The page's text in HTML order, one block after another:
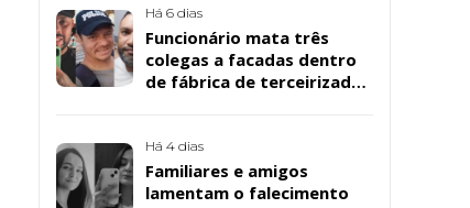
Há 6 dias
Funcionário mata três
colegas a facadas dentro
de fábrica de terceirizada
Há 4 dias
Familiares e amigos
lamentam o falecimento